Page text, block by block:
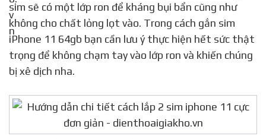
sim sẽ có một lớp ron để kháng bụi bẩn cũng như
không cho chất lỏng lọt vào. Trong cách gắn sim
iPhone 11 64gb bạn cần lưu ý thực hiện hết sức thật
trọng để không chạm tay vào lớp ron và khiến chúng
bị xê dịch nha.